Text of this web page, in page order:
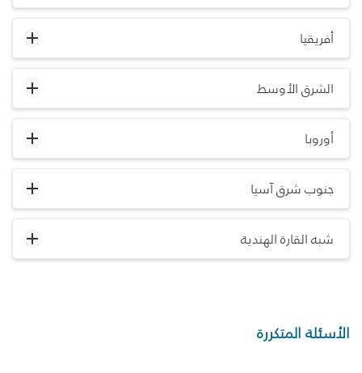
أفريقيا
الشرق الأوسط
أوروبا
جنوب شرق آسيا
شبه القارة الهندية
الأسئلة المتكررة